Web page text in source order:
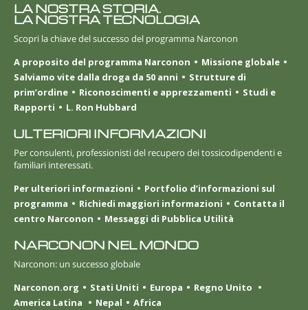
LA NOSTRA STORIA.
LA NOSTRA TECNOLOGIA
Scopri la chiave del successo del programma Narconon
A proposito del programma Narconon
Missione globale
Salviamo vite dalla droga da 50 anni
Strutture di
prim’ordine
Riconoscimenti e apprezzamenti
Studi e
Rapporti
L. Ron Hubbard
ULTERIORI INFORMAZIONI
Per consulenti, professionisti del recupero dei tossicodipendenti e
familiari interessati.
Per ulteriori informazioni
Portfolio d’informazioni sul
programma
Richiedi maggiori informazioni
Contatta il
centro Narconon
Messaggi di Pubblica Utilità
NARCONON NEL MONDO
Narconon: un successo globale
Narconon.org
Stati Uniti Europa
Regno Unito
America Latina
Nepal Africa